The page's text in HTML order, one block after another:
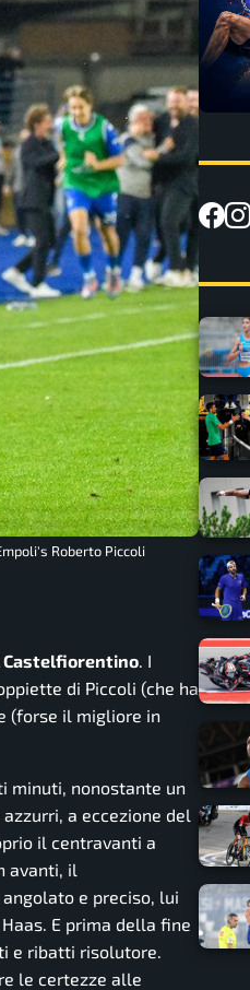
Roberto Piccoli
Castelfiorentino. I
di Piccoli (che ha
(forse il migliore in
minuti, nonostante un
a eccezione del
il centravanti a
avanti, il
e preciso, lui
E prima della fine
e ribatti risolutore.
le certezze alle